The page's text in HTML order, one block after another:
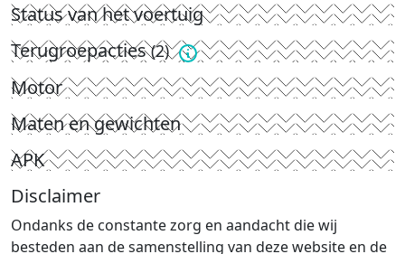
Status van het voertuig
Terugroepacties(2)
Motor
Maten en gewichten
APK
Disclaimer
Ondanks de constante zorg en aandacht die wij
besteden aan de samenstelling van deze website en de